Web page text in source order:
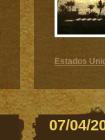
Estados
07/04/